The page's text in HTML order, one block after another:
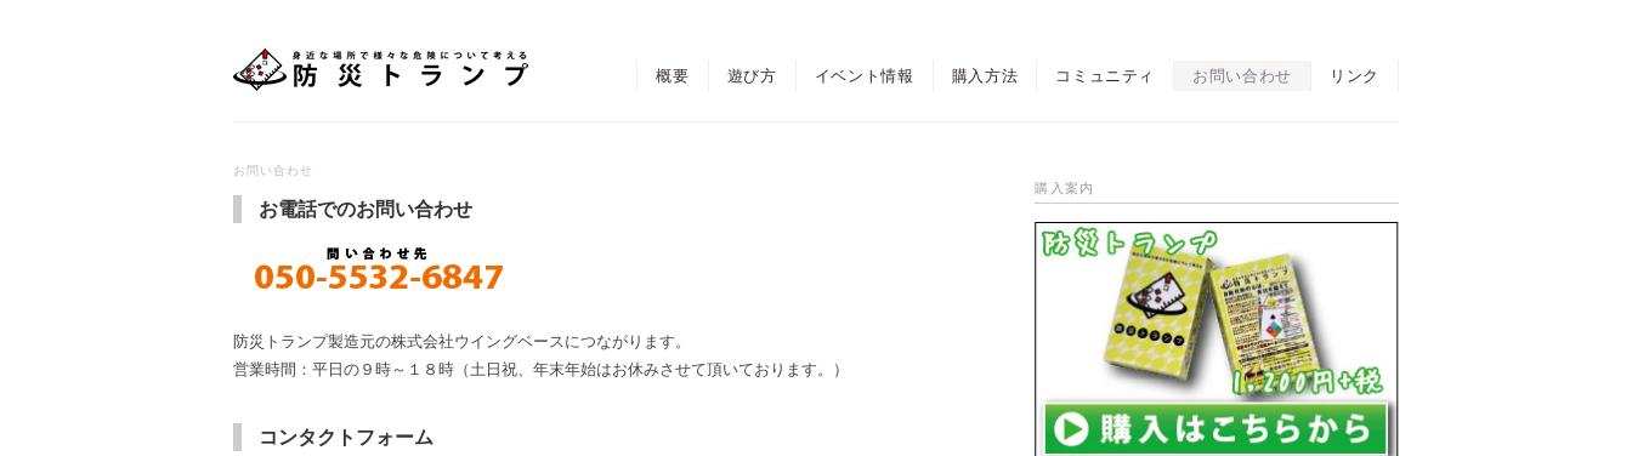
概要 遊び方 イベント情報 購入方法 コミュニティ お問い合わせ リンク
お問い合わせ
お電話でのお問い合わせ
防災トランプ製造元の株式会社ウイングベースにつながります。
営業時間：平日の９時～１８時（土日祝、年末年始はお休みさせて頂いております。）
コンタクトフォーム
購入案内